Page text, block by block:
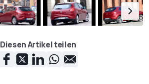
Diesen Artikel teilen